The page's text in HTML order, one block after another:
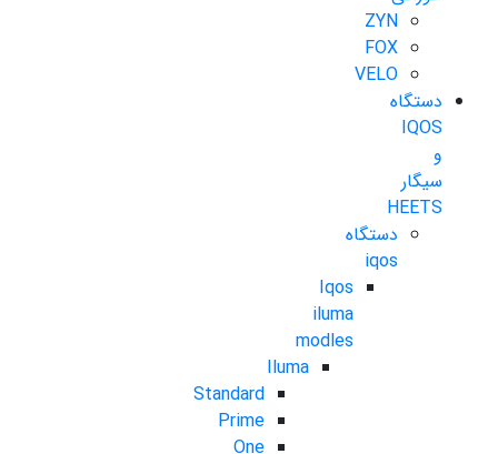
ZYN
FOX
VELO
دستگاه
IQOS
و
سیگار
HEETS
دستگاه
iqos
Iqos
iluma
modles
Iluma
Standard
Prime
One